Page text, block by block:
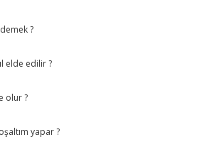
?
elde edilir ?
olur ?
yapar ?